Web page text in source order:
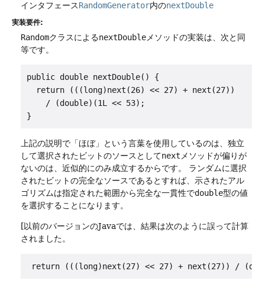
インタフェースRandomGenerator内のnextDouble
実装要件:
RandomクラスによるnextDoubleメソッドの実装は、次と同
等です。
public double nextDouble() {
  return (((long)next(26) << 27) + next(27))
    / (double)(1L << 53);
}
上記の説明で「ほぼ」という言葉を使用しているのは、独立
して選択されたビットのソースとしてnext メソッドが偏りが
ないのは、近似的にのみ成立するからです。
ランダムに選択
されたビットの完全なソースであるとすれば、示されたアル
ゴリズムは指定された範囲から完全な一貫性でdouble型の値
を選択することになります。
[以前のバージョンのJavaでは、結果は次のように誤って計算
されました。
return (((long)next(27) << 27) + next(27)) /